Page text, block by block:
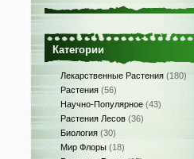
Категории
Лекарственные Растения (180)
Растения (56)
Научно-Популярное (43)
Растения Лесов (36)
Биология (30)
Мир Флоры (18)